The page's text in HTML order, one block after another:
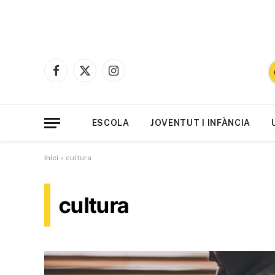
Facebook
X
Instagram
ESCOLA JOVENTUT I INFÀNCIA
Inici » cultura
cultura